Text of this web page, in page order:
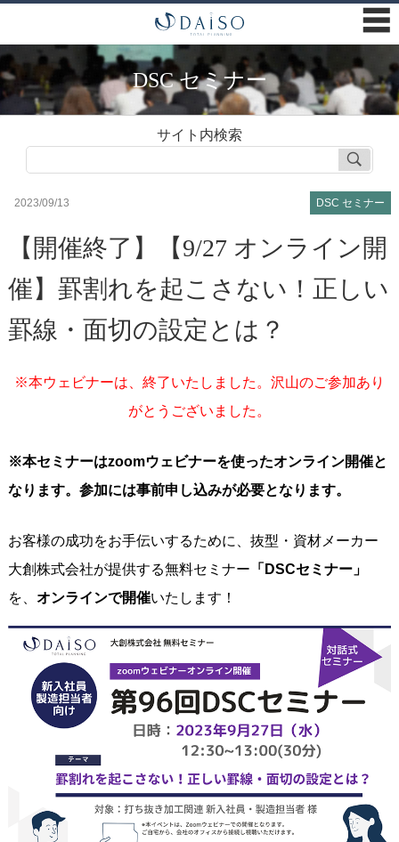
☰
DSC セミナー
サイト内検索
2023/09/13 DSC セミナー
【開催終了】【9/27 オンライン開
催】罫割れを起こさない！正しい
罫線・面切の設定とは？
※本ウェビナーは、終了いたしました。沢山のご参加あり
がとうございました。
※本セミナーはzoomウェビナーを使ったオンライン開催と
なります。参加には事前申し込みが必要となります。
お客様の成功をお手伝いするために、抜型・資材メーカー
大創株式会社が提供する無料セミナー 「DSCセミナー」
を、 オンラインで開催いたします！